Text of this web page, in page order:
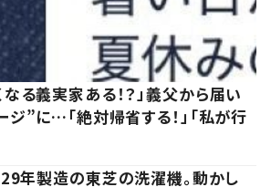
なる義実家ある！？」義父から届い
”に…「絶対帰省する！」「私が行
年製造の東芝の洗濯機。動かし